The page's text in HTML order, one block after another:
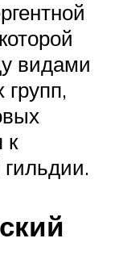
видами
групп,
к
гильдии.